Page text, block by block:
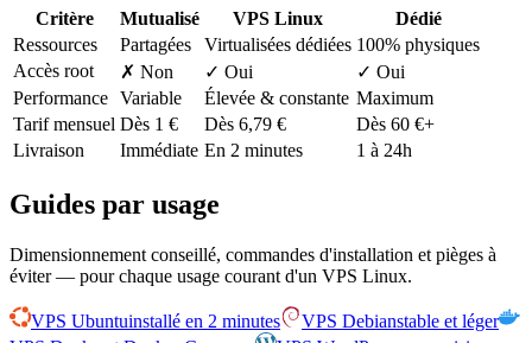
Critère Mutualisé VPS Linux
Dédié
Ressources
Partagées Virtualisées dédiées 100% physiques
Accès root
✗ Non ✓ Oui
✓ Oui
Performance Variable Élevée & constante Maximum
Tarif mensuel Dès 1 € Dès 6,79 €
Dès 60 €+
Livraison
Immédiate En 2 minutes 1 à 24h
Guides par usage
Dimensionnement conseillé, commandes d'installation et pièges à
éviter — pour chaque usage courant d'un VPS Linux.
VPS Ubuntuinstallé en 2 minutes VPS Debianstable et léger